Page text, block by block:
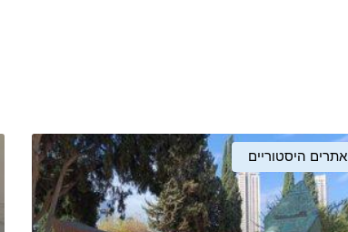
אתרים היסטוריים